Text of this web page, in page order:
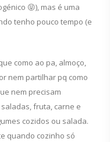
😝), mas é uma
tenho pouco tempo (e
como ao pa, almoço,
nem partilhar pq como
nem precisam
fruta, carne e
cozidos ou salada.
quando cozinho só